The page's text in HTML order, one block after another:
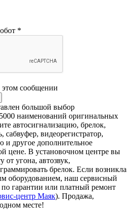
*
сообщении
большой выбор
наименований оригинальных
автосигнализацию, брелок,
сабвуфер, видеорегистратор,
и другое дополнительное
цене. В установочном центре вы
от угона, автозвук,
брелок. Если возникла
оборудованием, наш сервисный
по гарантии или платный ремонт
центр Маяк). Продажа,
месте!